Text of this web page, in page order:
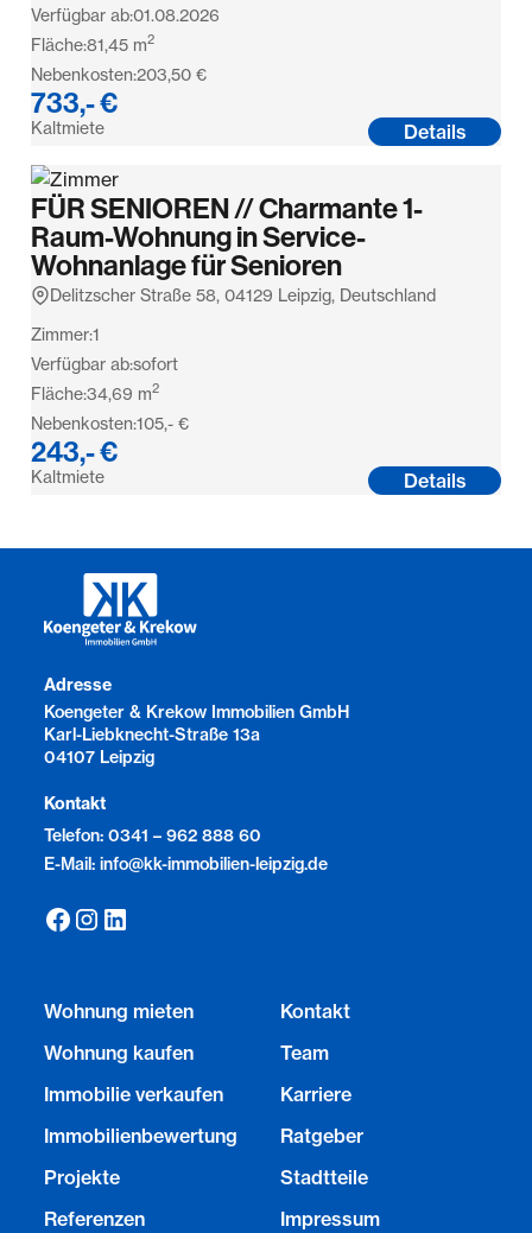
Verfügbar ab:01.08.2026
Fläche:81,45 m2
Nebenkosten:203,50 €
733,- €
Kaltmiete Details
FÜR SENIOREN // Charmante 1-
Raum-Wohnung in Service-
Wohnanlage für Senioren
Delitzscher Straße 58, 04129 Leipzig, Deutschland
Zimmer:1
Verfügbar ab:sofort
Fläche:34,69 m2
Nebenkosten:105,- €
243,- €
Kaltmiete Details
Adresse
Koengeter & Krekow Immobilien GmbH
Karl-Liebknecht-Straße 13a
04107 Leipzig
Kontakt
Telefon: 0341 – 962 888 60
E-Mail: info@kk-immobilien-leipzig.de
Wohnung mieten
Wohnung kaufen
Immobilie verkaufen
Immobilienbewertung
Projekte
Referenzen
Kontakt
Team
Karriere
Ratgeber
Stadtteile
Impressum